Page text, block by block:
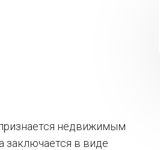
недвижимым
в виде